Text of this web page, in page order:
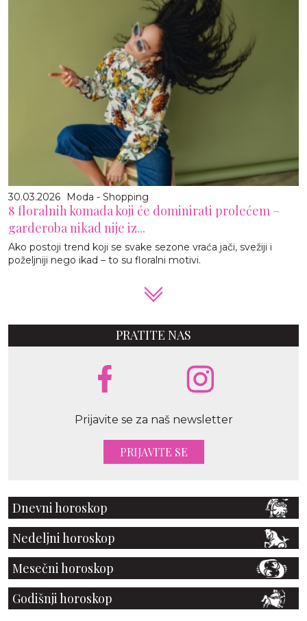
30.03.2026 Moda - Shopping
8 floralnih komada koji će dominirati prolećem –
garderoba nikad nije iz...
Ako postoji trend koji se svake sezone vraća jači, svežiji i
poželjniji nego ikad – to su floralni motivi.
PRATITE NAS
Prijavite se za naš newsletter
PRIJAVITE SE
Dnevni horoskop
Nedeljni horoskop
Mesečni horoskop
Godišnji horoskop